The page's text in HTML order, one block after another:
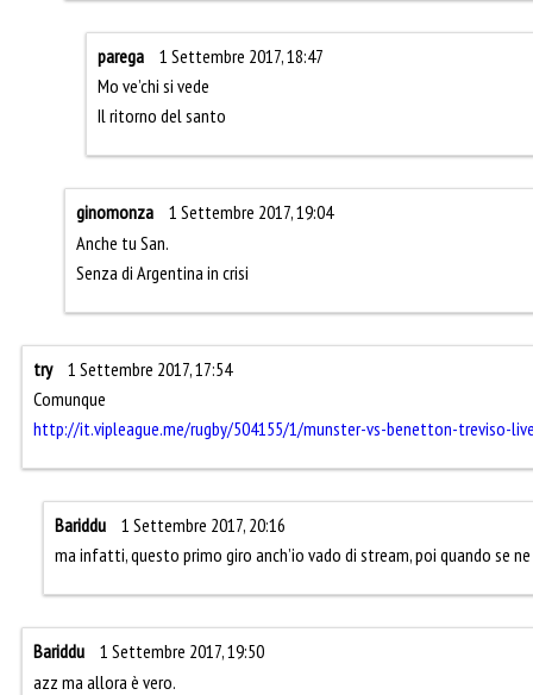
parega
1 Settembre 2017, 18:47
Mo ve’chi si vede
Il ritorno del santo
ginomonza
1 Settembre 2017, 19:04
Anche tu San.
Senza di Argentina in crisi
try
1 Settembre 2017, 17:54
Comunque
http://it.vipleague.me/rugby/504155/1/munster-vs-benetton-treviso-
Bariddu
1 Settembre 2017, 20:16
ma infatti, questo primo giro anch’io vado di stream, poi quando se
Bariddu
1 Settembre 2017, 19:50
azz ma allora è vero.